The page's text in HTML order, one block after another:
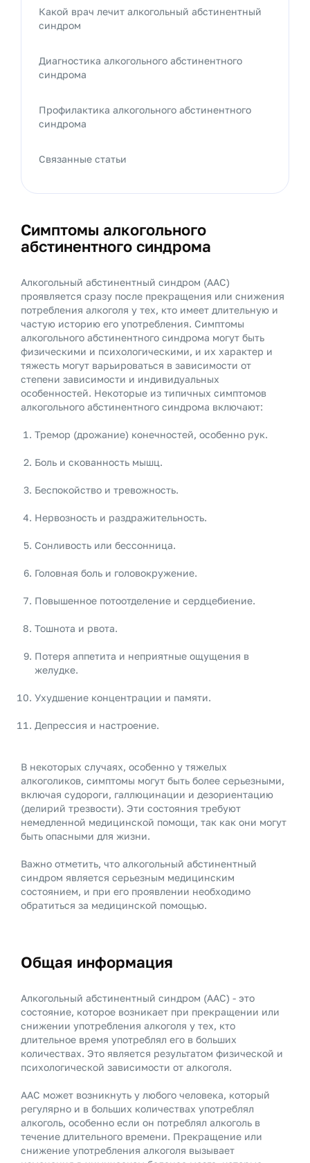
Симптомы алкогольного
абстинентного синдрома
Алкогольный абстинентный синдром (ААС)
проявляется сразу после прекращения или снижения
потребления алкоголя у тех, кто имеет длительную и
частую историю его употребления. Симптомы
алкогольного абстинентного синдрома могут быть
физическими и психологическими, и их характер и
тяжесть могут варьироваться в зависимости от
степени зависимости и индивидуальных
особенностей. Некоторые из типичных симптомов
алкогольного абстинентного синдрома включают:
Тремор (дрожание) конечностей, особенно рук.
Боль и скованность мышц.
Беспокойство и тревожность.
Нервозность и раздражительность.
Сонливость или бессонница.
Головная боль и головокружение.
Повышенное потоотделение и сердцебиение.
Тошнота и рвота.
Потеря аппетита и неприятные ощущения в
желудке.
Ухудшение концентрации и памяти.
Депрессия и настроение.
В некоторых случаях, особенно у тяжелых
алкоголиков, симптомы могут быть более серьезными,
включая судороги, галлюцинации и дезориентацию
(делирий трезвости). Эти состояния требуют
немедленной медицинской помощи, так как они могут
быть опасными для жизни.
Важно отметить, что алкогольный абстинентный
синдром является серьезным медицинским
состоянием, и при его проявлении необходимо
обратиться за медицинской помощью.
Общая информация
Алкогольный абстинентный синдром (ААС) - это
состояние, которое возникает при прекращении или
снижении употребления алкоголя у тех, кто
длительное время употреблял его в больших
количествах. Это является результатом физической и
психологической зависимости от алкоголя.
ААС может возникнуть у любого человека, который
регулярно и в больших количествах употреблял
алкоголь, особенно если он потреблял алкоголь в
течение длительного времени. Прекращение или
снижение употребления алкоголя вызывает
Какой врач лечит алкогольный абстинентный
синдром
Диагностика алкогольного абстинентного
синдрома
Профилактика алкогольного абстинентного
синдрома
Связанные статьи